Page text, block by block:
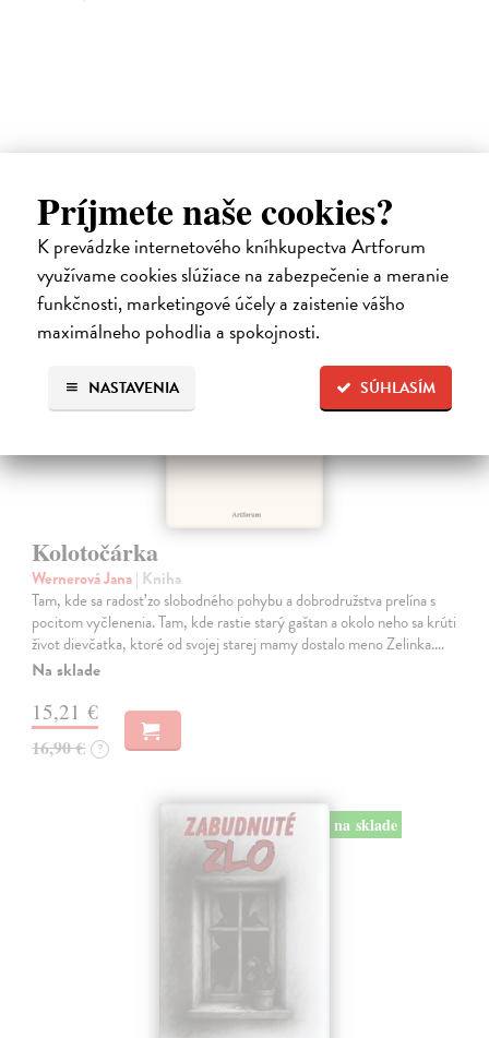
Príjmete naše cookies?
K prevádzke internetového kníhkupectva Artforum
využívame cookies slúžiace na zabezpečenie a meranie
funkčnosti, marketingové účely a zaistenie vášho
maximálneho pohodlia a spokojnosti.
SÚHLASÍM
NASTAVENIA
Ďalšie z kategórie slovenská
beletria
na sklade
Kolotočárka
Wernerová Jana| Kniha
Tam, kde sa radosť zo slobodného pohybu a dobrodružstva prelína s
pocitom vyčlenenia. Tam, kde rastie starý gaštan a okolo neho sa krúti
život dievčatka, ktoré od svojej starej mamy dostalo meno Zelinka.…
Na sklade
15,21 €
16,90 € ?
na sklade